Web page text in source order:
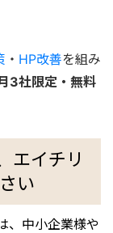
・ HP改善を組み
3社限定・無料
エイチリ
い
、中小企業様や